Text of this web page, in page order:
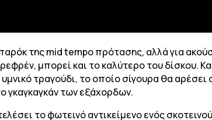
της mid tempo πρότασης, αλλά για
μπορεί και το καλύτερο του δίσκου.
τραγούδι, το οποίο σίγουρα θα
γκαγκαγκάν των εξάχορδων.
το φωτεινό αντικείμενο ενός